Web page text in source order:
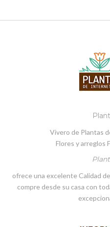
Vivero de Plantas
Flores y arreglos
ofrece una excelente Calidad
compre desde su casa con